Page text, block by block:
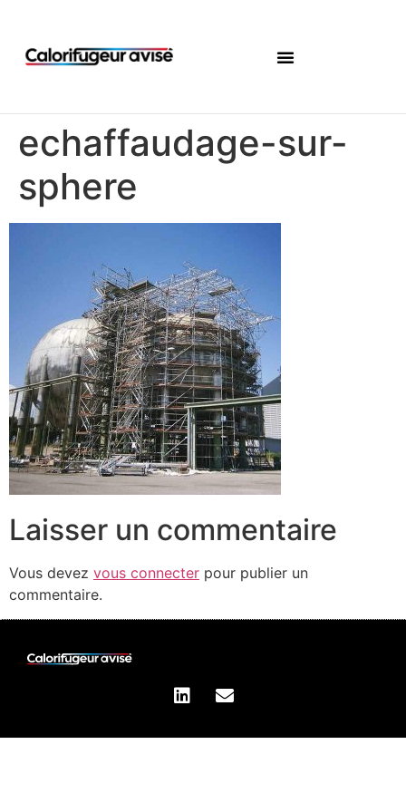
echaffaudage-sur-
sphere
Laisser un commentaire
Vous devez vous connecter pour publier un
commentaire.